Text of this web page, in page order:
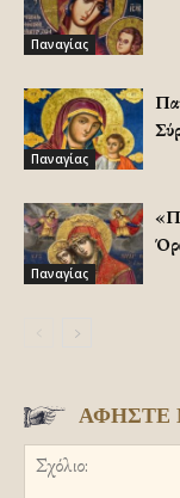
Παναγίας
Παναγίας
Παναγίας
ΑΦΗΣΤΕ